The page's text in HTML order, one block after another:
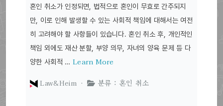
혼인 취소가 인정되면, 법적으로 혼인이 무효로 간주되지
만, 이로 인해 발생할 수 있는 사회적 책임에 대해서는 여전
히 고려해야 할 사항들이 있습니다. 혼인 취소 후, 개인적인
책임 외에도 재산 분할, 부양 의무, 자녀의 양육 문제 등 다
양한 사회적 …Learn More
Law&Heim ·
분류 : 혼인 취소